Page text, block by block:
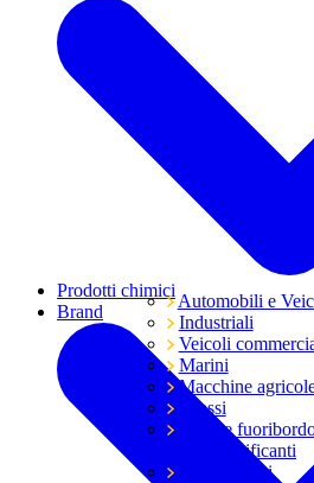
Automobili e
Industriali
Veicoli
Marini
Macchine
Grassi
Moto e
Tutti i lubrificanti
Trasmissioni
Prodotti chimici
Brand